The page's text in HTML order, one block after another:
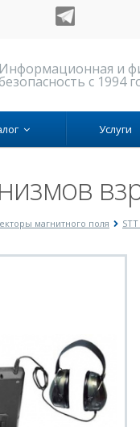
Информационная и
с 1994
Услуги
магнитного поля